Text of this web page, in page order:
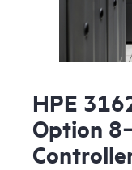
HPE
Option